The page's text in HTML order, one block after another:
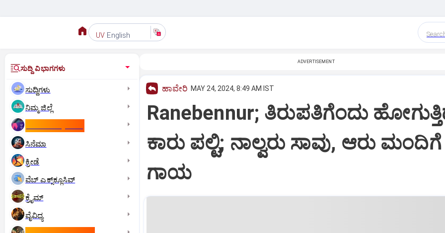
UV English
ಸುದ್ದಿ ವಿಭಾಗಗಳು
ಸುದ್ದಿಗಳು
ನಿಮ್ಮ ಜಿಲ್ಲೆ
ಸಿನೆಮಾ
ಕ್ರೀಡೆ
ವೆಬ್ ಎಕ್ಸ್‌ಕ್ಲೂಸಿವ್
ಕ್ರೈಮ್
ವೈವಿಧ್ಯ
ADVERTISEMENT
ಹಾವೇರಿ MAY 24, 2024, 8:49 AM IST
Ranebennur; ತಿರುಪತಿಗೆಂದು
ಕಾರು ಪಲ್ಟಿ; ನಾಲ್ವರು ಸಾವು, ಆರು ಮಂದಿಗೆ
ಗಾಯ